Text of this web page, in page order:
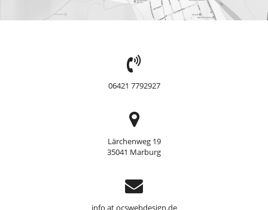
TEL:
06421 7792927
Adresse
Lärchenweg 19
35041 Marburg
Support
info at ocswebdesign.de